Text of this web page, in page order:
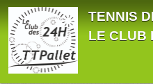
TENNIS
LE CLUB
Panneau de gestion des